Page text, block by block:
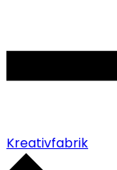
Kreativfabrik